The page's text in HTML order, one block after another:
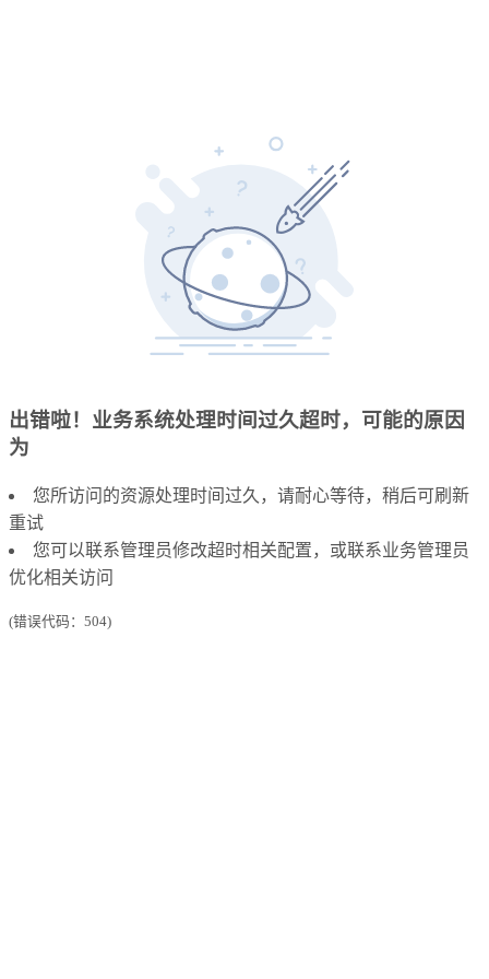
出错啦！业务系统处理时间过久超时，可能的原因
为
您所访问的资源处理时间过久，请耐心等待，稍后可刷新
重试
您可以联系管理员修改超时相关配置，或联系业务管理员
优化相关访问
(错误代码：504)